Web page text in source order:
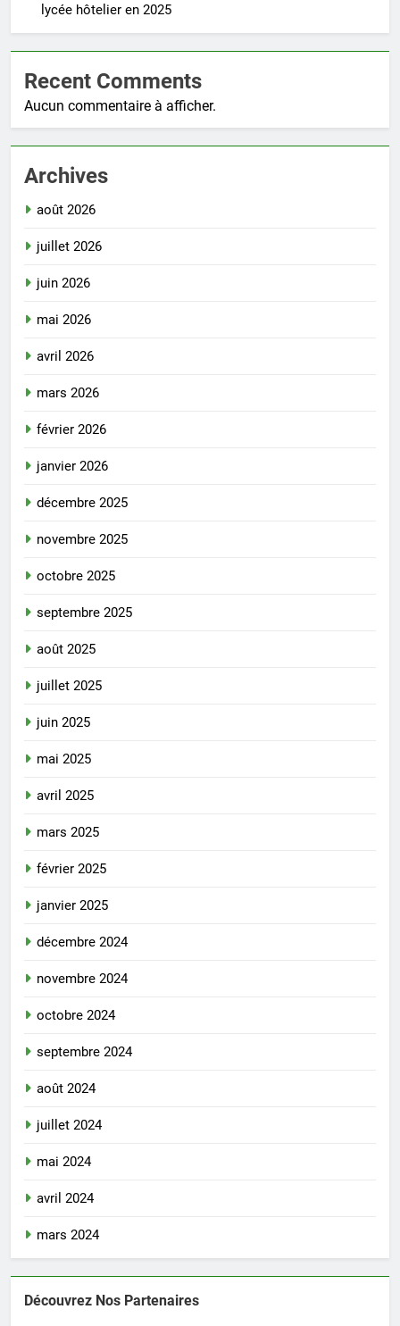
lycée hôtelier en 2025
Recent Comments
Aucun commentaire à afficher.
Archives
août 2026
juillet 2026
juin 2026
mai 2026
avril 2026
mars 2026
février 2026
janvier 2026
décembre 2025
novembre 2025
octobre 2025
septembre 2025
août 2025
juillet 2025
juin 2025
mai 2025
avril 2025
mars 2025
février 2025
janvier 2025
décembre 2024
novembre 2024
octobre 2024
septembre 2024
août 2024
juillet 2024
mai 2024
avril 2024
mars 2024
Découvrez Nos Partenaires